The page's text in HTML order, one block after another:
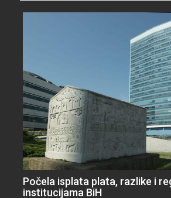
Počela isplata plata, razlike i
institucijama BiH